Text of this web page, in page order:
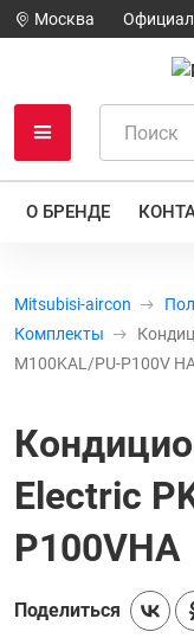
Москва
О БРЕНДЕ
Mitsubisi-aircon
Комплекты
M100KAL/PU-P100V
Electric
P100VHA
Поделиться